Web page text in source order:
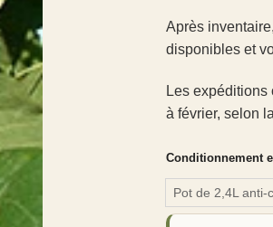
Après
disponibles et
Les
à février, selon
Conditionnement
Pot de 2,4L anti-